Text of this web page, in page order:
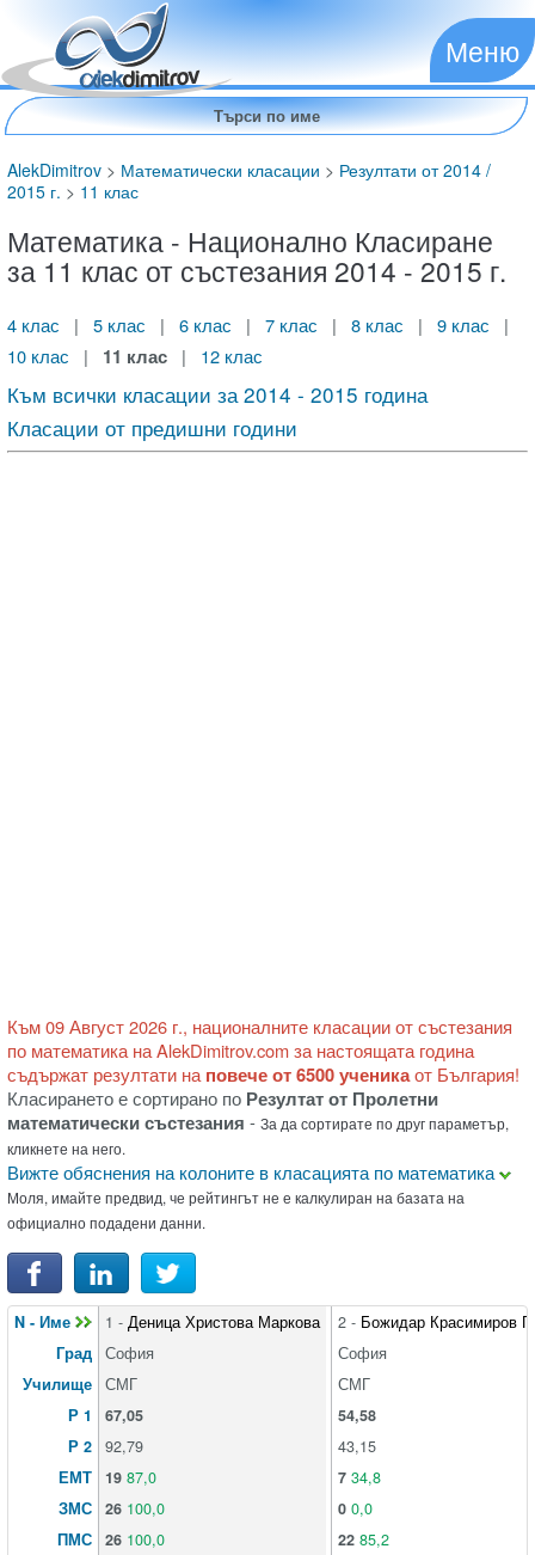
Меню
AlekDimitrov > Математически класации > Резултати от 2014 /
2015 г. > 11 клас
Математика - Национално Класиране
за 11 клас от състезания 2014 - 2015 г.
4 клас | 5 клас | 6 клас | 7 клас | 8 клас | 9 клас
|
10 клас
| 11 клас | 12 клас
Към всички класации за 2014 - 2015 година
Класации от предишни години
Към 09 Август 2026 г., националните класации от състезания
по математика на AlekDimitrov.com за настоящата година
съдържат резултати на повече от 6500 ученикаот България!
Класирането е сортирано по Резултат от Пролетни
математически състезания - За да сортирате по друг параметър,
кликнете на него.
Вижте обяснения на колоните в класацията по математика
Моля, имайте предвид, че рейтингът не е калкулиран на базата на
официално подадени данни.
N - Име
Град
Училище
Р 1
Р 2
ЕМТ
ЗМС
ПМС
1 - Деница Христова Маркова
София
СМГ
67,05
92,79
19 87,0
26 100,0
26 100,0
2 - Божидар Красимиров
София
СМГ
54,58
43,15
7 34,8
0 0,0
22 85,2